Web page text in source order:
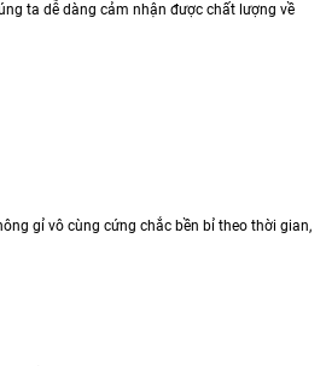
ta dễ dàng cảm nhận được chất lượng về
gỉ vô cùng cứng chắc bền bỉ theo thời gian,